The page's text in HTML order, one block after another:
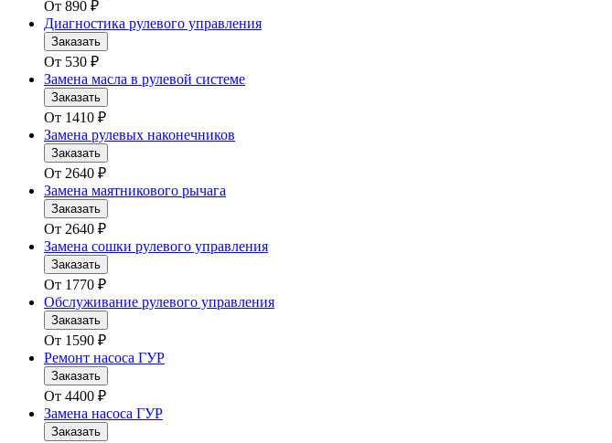
От 890 ₽
Диагностика рулевого управления
Заказать
От 530 ₽
Замена масла в рулевой системе
Заказать
От 1410 ₽
Замена рулевых наконечников
Заказать
От 2640 ₽
Замена маятникового рычага
Заказать
От 2640 ₽
Замена сошки рулевого управления
Заказать
От 1770 ₽
Обслуживание рулевого управления
Заказать
От 1590 ₽
Ремонт насоса ГУР
Заказать
От 4400 ₽
Замена насоса ГУР
Заказать